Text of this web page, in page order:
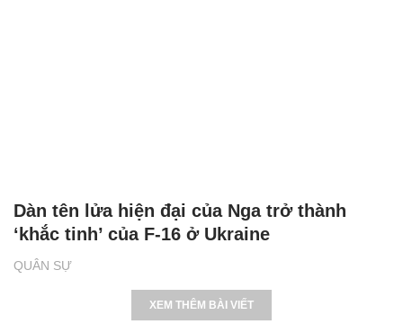
QUÂN SỰ
Dàn tên lửa hiện đại của Nga trở thành
‘khắc tinh’ của F-16 ở Ukraine
XEM THÊM BÀI VIẾT